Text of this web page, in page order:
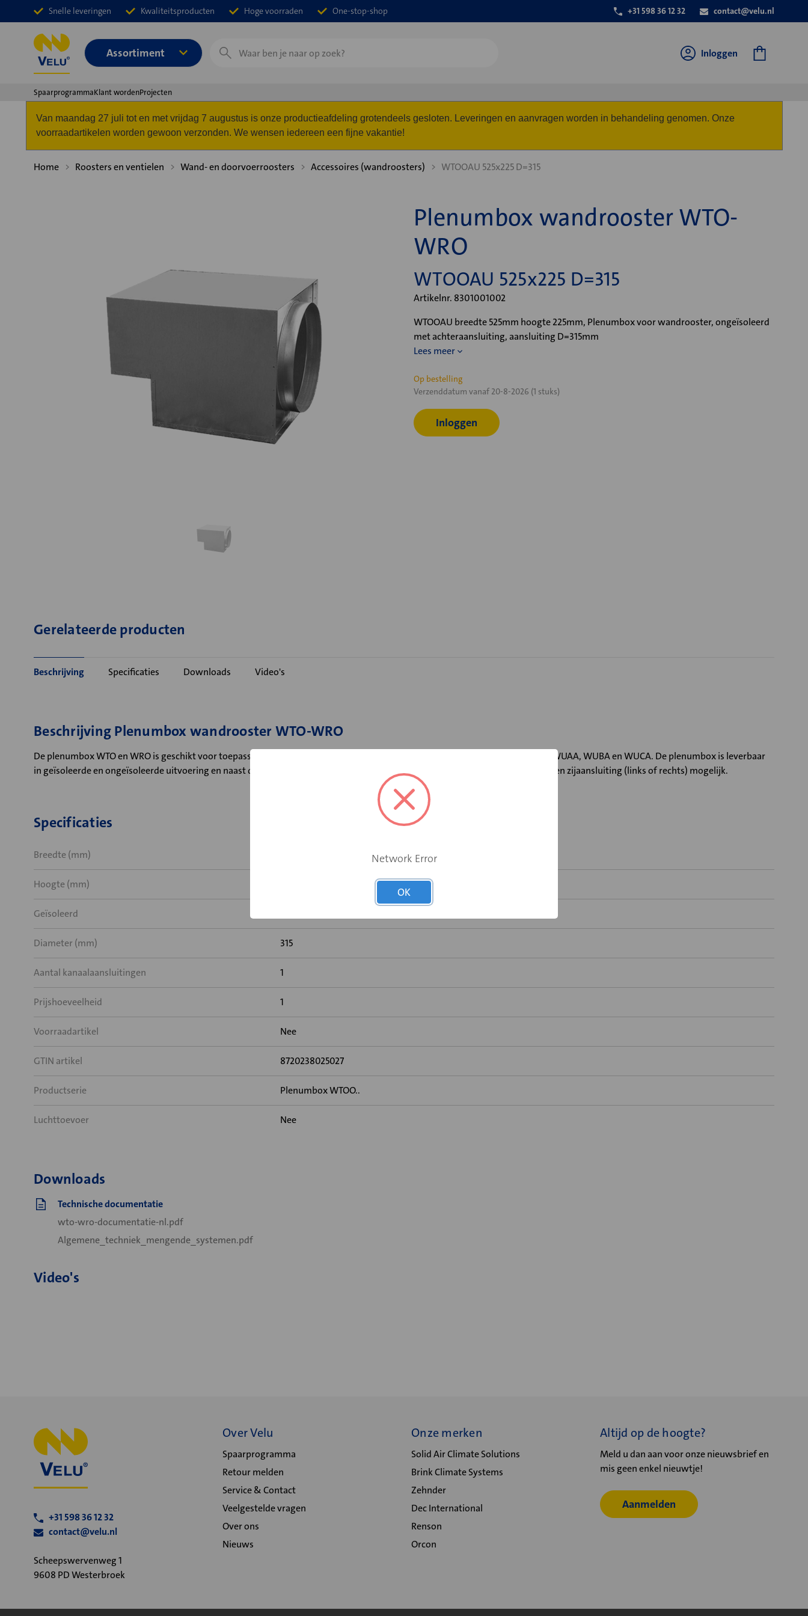
Snelle leveringen Kwaliteitsproducten Hoge voorraden One-stop-shop +31 598 36 12 32 contact@velu.nl
Assortiment
Zoeken
Inloggen
SpaarprogrammaKlant wordenProjecten
Van maandag 27 juli tot en met vrijdag 7 augustus is onze productieafdeling grotendeels gesloten. Leveringen en aanvragen worden in behandeling genomen. Onze
voorraadartikelen worden gewoon verzonden. We wensen iedereen een fijne vakantie!
Home Roosters en ventielen Wand- en doorvoerroosters Accessoires (wandroosters) WTOOAU 525x225 D=315
Plenumbox wandrooster WTO-
WRO
WTOOAU 525x225 D=315
Artikelnr. 8301001002
WTOOAU breedte 525mm hoogte 225mm, Plenumbox voor wandrooster, ongeïsoleerd
met achteraansluiting, aansluiting D=315mm
Lees meer
Huidige
voorraad:
Op bestelling
Verzenddatum vanaf 20-8-2026 (1 stuks)
Inloggen
Gerelateerde producten
Beschrijving Specificaties Downloads Video's
Beschrijving Plenumbox wandrooster WTO-WRO
De plenumbox WTO en WRO is geschikt voor toepassing in combinatie met de wandroosters van de serie WTH en WRH alsook WUAA, WUBA en WUCA. De plenumbox is leverbaar
in geïsoleerde en ongeïsoleerde uitvoering en naast de standaard uitvoering met een achteraansluiting is ook uit voering met een zijaansluiting (links of rechts) mogelijk.
Specificaties
Breedte (mm)
Hoogte (mm)
Geïsoleerd
Diameter (mm) 315
Aantal kanaalaansluitingen 1
Prijshoeveelheid 1
Voorraadartikel Nee
GTIN artikel 8720238025027
Productserie Plenumbox WTOO..
Luchttoevoer Nee
Downloads
Technische documentatie
wto-wro-documentatie-nl.pdf
Algemene_techniek_mengende_systemen.pdf
Video's
+31 598 36 12 32
contact@velu.nl
Scheepswervenweg 1
9608 PD Westerbroek
Over Velu
Spaarprogramma
Retour melden
Service & Contact
Veelgestelde vragen
Over ons
Nieuws
Onze merken
Solid Air Climate Solutions
Brink Climate Systems
Zehnder
Dec International
Renson
Orcon
Altijd op de hoogte?
Meld u dan aan voor onze nieuwsbrief en
mis geen enkel nieuwtje!
Aanmelden
Network Error
OK